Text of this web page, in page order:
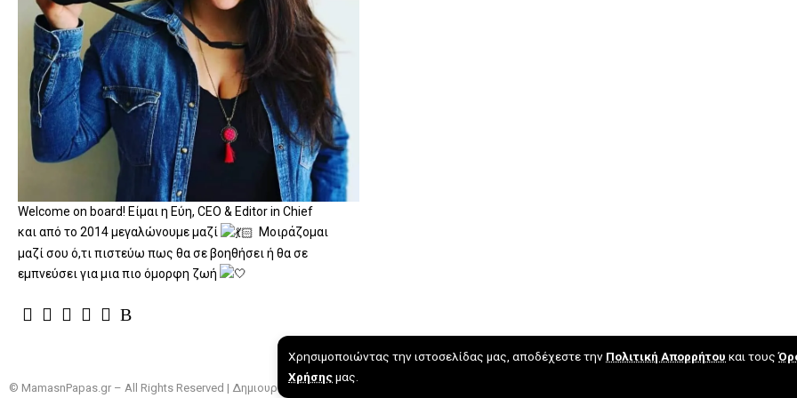
Χρησιμοποιώντας την ιστοσελίδας μας, αποδέχεστε την Πολιτική Απορρήτου και τους
Χρήσηςμας.
Welcome on board! Είμαι η Εύη, CEO & Editor in Chief
και από το 2014 μεγαλώνουμε μαζί
Μοιράζομαι
μαζί σου ό,τι πιστεύω πως θα σε βοηθήσει ή θα σε
εμπνεύσει για μια πιο όμορφη ζωή
© MamasnPapas.gr – All Rights Reserved | Δημιουργήθηκε με ❤️ & Πολλούς ☕ από τον